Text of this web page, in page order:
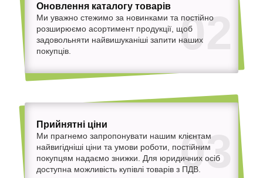
02
Оновлення каталогу товарів
Ми уважно стежимо за новинками та постійно
розширюємо асортимент продукції, щоб
задовольняти найвишуканіші запити наших
покупців.
03
Прийнятні ціни
Ми прагнемо запропонувати нашим клієнтам
найвигідніші ціни та умови роботи, постійним
покупцям надаємо знижки. Для юридичних осіб
доступна можливість купівлі товарів з ПДВ.